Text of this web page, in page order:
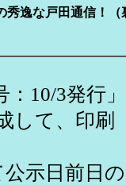
逸な戸田通信！（
10/3発行
して、印刷
示日前日